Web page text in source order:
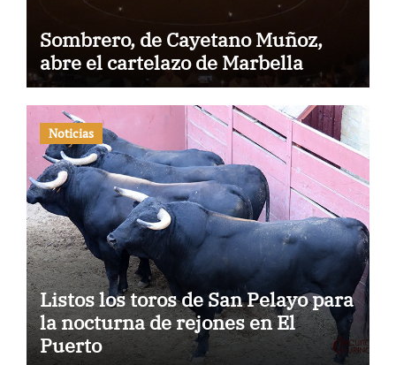
Sombrero, de Cayetano Muñoz,
abre el cartelazo de Marbella
Noticias
Listos los toros de San Pelayo para
la nocturna de rejones en El
Puerto